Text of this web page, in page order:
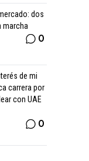
dos
marcha
0
de mi
carrera por
con UAE
0